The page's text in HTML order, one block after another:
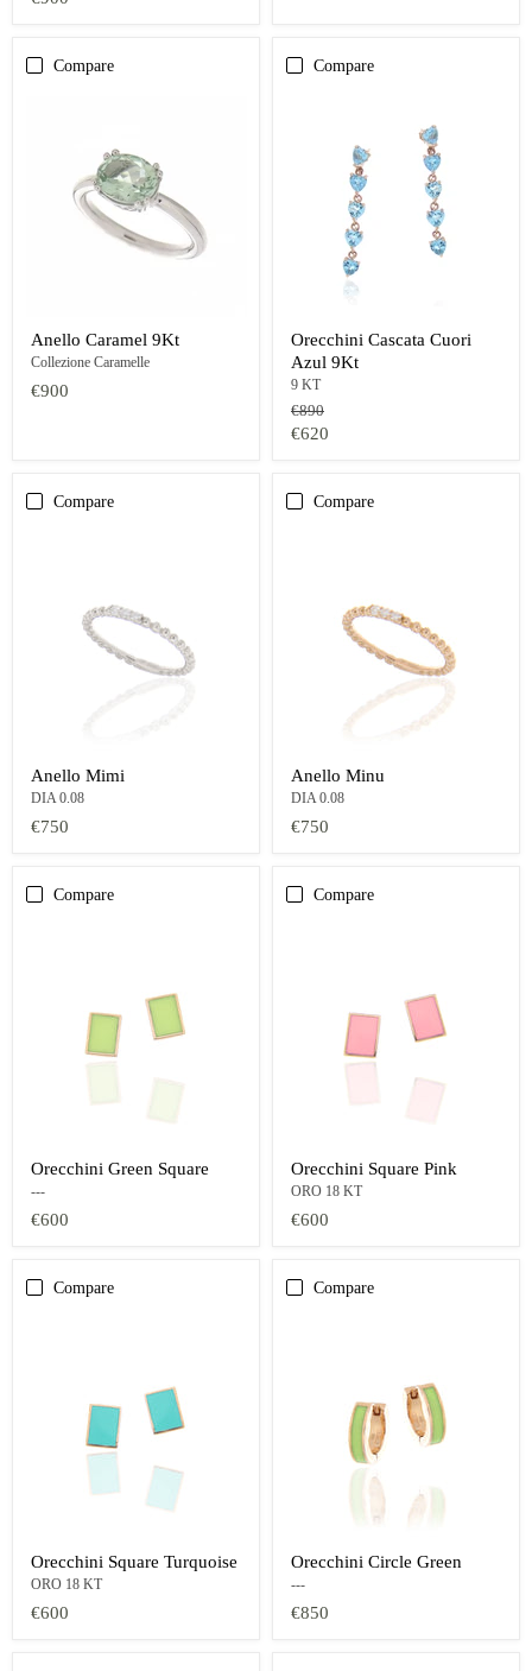
Compare
Anello Caramel 9Kt
Collezione Caramelle
€900
Compare
Orecchini Cascata Cuori
Azul 9Kt
9 KT
Prezzo
originale
€890
Prezzo
€620
Compare
Anello Mimi
DIA 0.08
€750
Compare
Anello Minu
DIA 0.08
€750
Compare
Orecchini Green Square
---
€600
Compare
Orecchini Square Pink
ORO 18 KT
€600
Compare
Orecchini Square Turquoise
ORO 18 KT
€600
Compare
Orecchini Circle Green
---
€850